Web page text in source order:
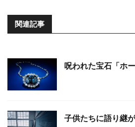
関連記事
呪われた宝石「ホ
子供たちに語り継